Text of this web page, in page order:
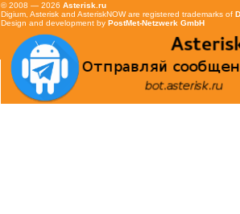
© 2008 — 2026 Asterisk.ru
Digium, Asterisk and AsteriskNOW are registered trademarks of
Design and development by PostMet-Netzwerk GmbH